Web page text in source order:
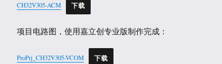
CH32V305-ACM 下载
项目电路图，使用嘉立创专业版制作完成：
ProPrj_CH32V305-VCOM 下载